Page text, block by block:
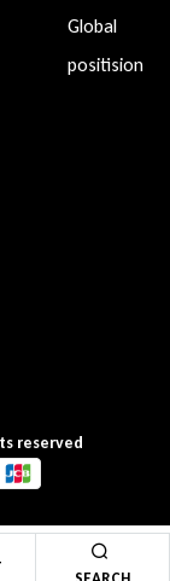
Global
positision
reserved